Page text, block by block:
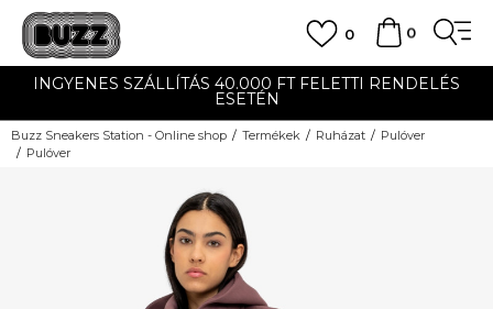
0
0
INGYENES SZÁLLÍTÁS 40.000 FT FELETTI RENDELÉS
ESETÉN
Buzz Sneakers Station - Online shop Termékek Ruházat
Pulóver
Pulóver